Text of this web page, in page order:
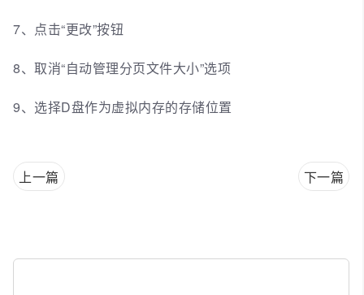
7、点击“更改”按钮
8、取消“自动管理分页文件大小”选项
9、选择D盘作为虚拟内存的存储位置
上一篇 下一篇